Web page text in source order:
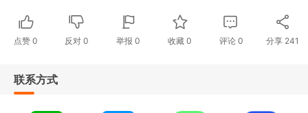
点赞 0 反对0 举报 0 收藏 0 评论 0 分享 241
联系方式